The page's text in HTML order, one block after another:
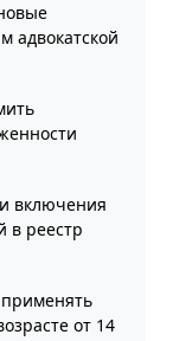
адвокатской
включения
в реестр
от 14